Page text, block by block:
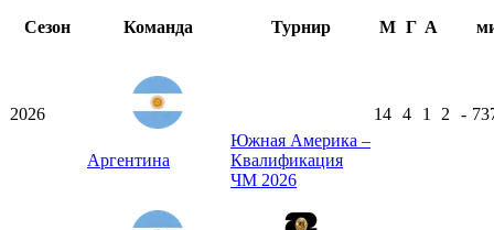
Сезон
Команда Турнир М Г А
2026
Аргентина
Южная Америка –
Квалификация
ЧМ 2026
14 4 1 2 -